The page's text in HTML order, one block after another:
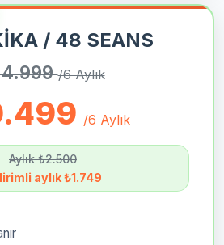
/ 48 SEANS
/6 Aylık
/6 Aylık
Aylık ₺2.500
aylık ₺1.749